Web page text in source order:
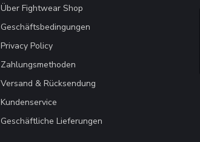
Über Fightwear Shop
Geschäftsbedingungen
Privacy Policy
Zahlungsmethoden
Versand & Rücksendung
Kundenservice
Geschäftliche Lieferungen